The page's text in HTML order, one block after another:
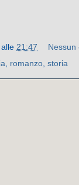
alle 21:47
Nessun
romanzo storia